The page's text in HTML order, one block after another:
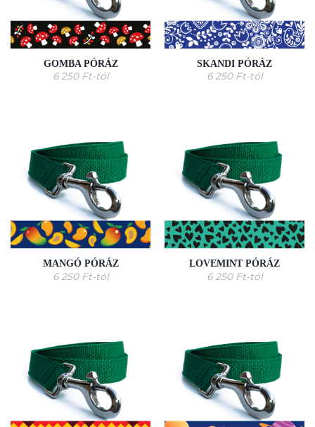
GOMBA PÓRÁZ
6 250 Ft-tól
SKANDI PÓRÁZ
6 250 Ft-tól
MANGÓ PÓRÁZ
6 250 Ft-tól
LOVEMINT PÓRÁZ
6 250 Ft-tól